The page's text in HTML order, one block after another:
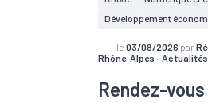
Saint-Genis-Laval,
Cette filiale du
Wessanen) a réalisé
croissance en
Développement
le 03/08/2026 par
Rhône-Alpes - Actualités
Rendez-vous